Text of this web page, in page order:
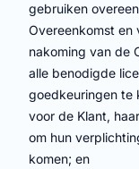
gebruiken
Overeenkomst en
nakoming van de
alle benodigde
goedkeuringen te
voor de Klant,
om hun
komen; en